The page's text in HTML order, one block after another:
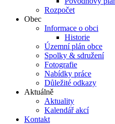
Rozpočet
Obec
Informace o obci
Historie
Územní plán obce
Spolky & sdružení
Fotografie
Nabídky práce
Důležité odkazy
Aktuálně
Aktuality
Kalendář akcí
Kontakt